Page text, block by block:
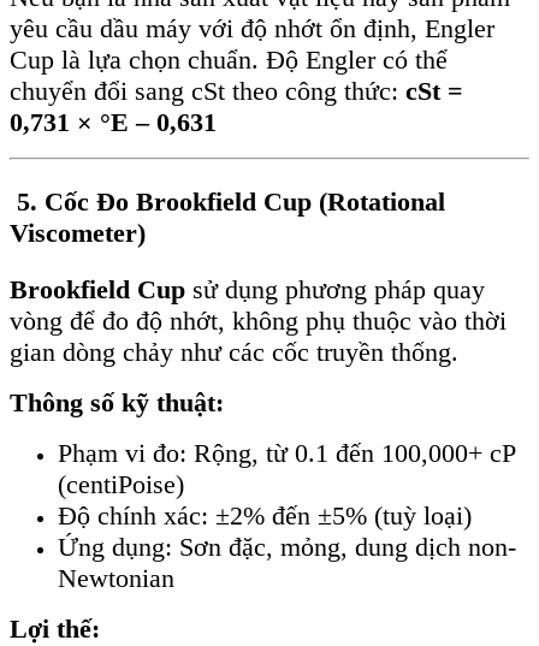
yêu cầu dầu máy với độ nhớt ổn định, Engler
Cup là lựa chọn chuẩn. Độ Engler có thể
chuyển đổi sang cSt theo công thức: cSt =
0,731 × °E – 0,631
5. Cốc Đo Brookfield Cup (Rotational
Viscometer)
Brookfield Cup sử dụng phương pháp quay
vòng để đo độ nhớt, không phụ thuộc vào thời
gian dòng chảy như các cốc truyền thống.
Thông số kỹ thuật:
Phạm vi đo: Rộng, từ 0.1 đến 100,000+ cP
(centiPoise)
Độ chính xác: ±2% đến ±5% (tuỳ loại)
Ứng dụng: Sơn đặc, mỏng, dung dịch non-
Newtonian
Lợi thế: